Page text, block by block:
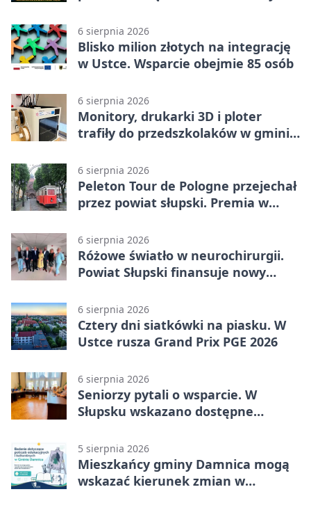
6 sierpnia 2026
Blisko milion złotych na integrację
w Ustce. Wsparcie obejmie 85 osób
6 sierpnia 2026
Monitory, drukarki 3D i ploter
trafiły do przedszkolaków w gminie
6 sierpnia 2026
Peleton Tour de Pologne przejechał
przez powiat słupski. Premia w
6 sierpnia 2026
Różowe światło w neurochirurgii.
Powiat Słupski finansuje nowy
6 sierpnia 2026
Cztery dni siatkówki na piasku. W
Ustce rusza Grand Prix PGE 2026
6 sierpnia 2026
Seniorzy pytali o wsparcie. W
Słupsku wskazano dostępne
5 sierpnia 2026
Mieszkańcy gminy Damnica mogą
wskazać kierunek zmian w